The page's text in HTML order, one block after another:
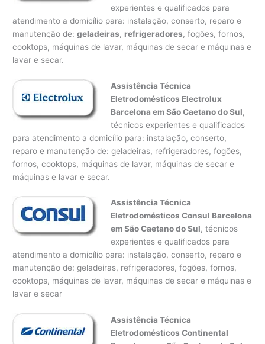
experientes e qualificados para
atendimento a domicílio para: instalação, conserto, reparo e
manutenção de:geladeiras, refrigeradores, fogões, fornos,
cooktops, máquinas de lavar, máquinas de secar e máquinas e
lavar e secar.
Assistência Técnica
Eletrodomésticos Electrolux
Barcelona em São Caetano do Sul,
técnicos experientes e qualificados
para atendimento a domicílio para: instalação, conserto,
reparo e manutenção de: geladeiras, refrigeradores, fogões,
fornos, cooktops, máquinas de lavar, máquinas de secar e
máquinas e lavar e secar.
Assistência Técnica
Eletrodomésticos Consul Barcelona
em São Caetano do Sul, técnicos
experientes e qualificados para
atendimento a domicílio para: instalação, conserto, reparo e
manutenção de: geladeiras, refrigeradores, fogões, fornos,
cooktops, máquinas de lavar, máquinas de secar e máquinas e
lavar e secar
Assistência Técnica
Eletrodomésticos Continental